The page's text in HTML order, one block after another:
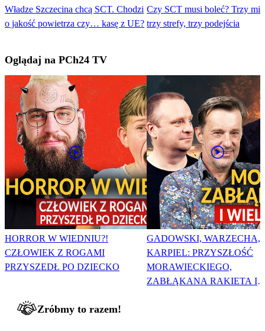
Władze Szczecina chcą SCT. Chodzi
o jakość powietrza czy… kasę z UE?
Czy SCT musi boleć? Trzy
trzy strefy, trzy podejścia
Oglądaj na PCh24 TV
HORROR W WIEDNIU?!
CZŁOWIEK Z ROGAMI
PRZYSZEDŁ PO DZIECKO
GADOWSKI, WARZECHA,
KARPIEL: PRZYSZŁOŚĆ
MORAWIECKIEGO,
ZABŁĄKANA RAKIETA I
Zróbmy to razem!